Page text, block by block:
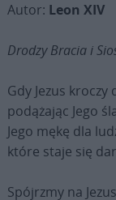
Autor: Leon XIV
Drodzy Bracia i
Gdy Jezus
podążając Jego
Jego mękę dla
które staje się
Spójrzmy na